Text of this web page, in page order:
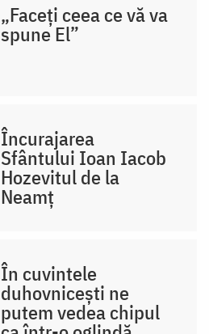
„Faceți ceea ce vă va
spune El”
Încurajarea
Sfântului Ioan Iacob
Hozevitul de la
Neamț
În cuvintele
duhovnicești ne
putem vedea chipul